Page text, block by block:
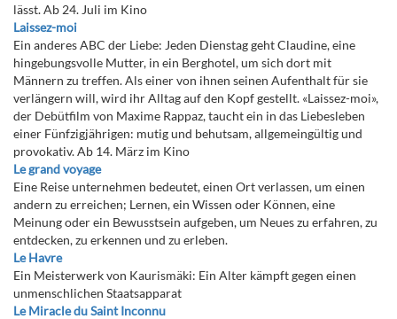
lässt. Ab 24. Juli im Kino
Laissez-moi
Ein anderes ABC der Liebe: Jeden Dienstag geht Claudine, eine
hingebungsvolle Mutter, in ein Berghotel, um sich dort mit
Männern zu treffen. Als einer von ihnen seinen Aufenthalt für sie
verlängern will, wird ihr Alltag auf den Kopf gestellt. «Laissez-moi»,
der Debütfilm von Maxime Rappaz, taucht ein in das Liebesleben
einer Fünfzigjährigen: mutig und behutsam, allgemeingültig und
provokativ. Ab 14. März im Kino
Le grand voyage
Eine Reise unternehmen bedeutet, einen Ort verlassen, um einen
andern zu erreichen; Lernen, ein Wissen oder Können, eine
Meinung oder ein Bewusstsein aufgeben, um Neues zu erfahren, zu
entdecken, zu erkennen und zu erleben.
Le Havre
Ein Meisterwerk von Kaurismäki: Ein Alter kämpft gegen einen
unmenschlichen Staatsapparat
Le Miracle du Saint Inconnu